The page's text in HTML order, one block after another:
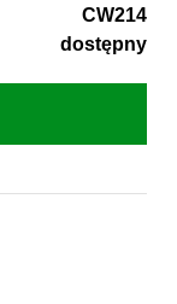
CW214
dostępny